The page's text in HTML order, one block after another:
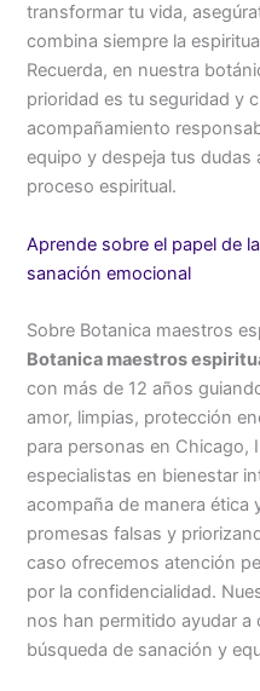
transformar tu vida,
combina siempre la
Recuerda, en nuestra
prioridad es tu seguridad y
acompañamiento
equipo y despeja tus dudas
proceso espiritual.
Aprende sobre el papel de
sanación emocional
Sobre Botanica maestros
Botanica maestros
con más de 12 años
amor, limpias, protección
para personas en Chicago,
especialistas en bienestar
acompaña de manera ética
promesas falsas y
caso ofrecemos atención
por la confidencialidad.
nos han permitido ayudar
búsqueda de sanación y